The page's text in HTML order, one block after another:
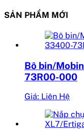
SẢN PHẨM MỚI
Bô bin/
73R00-000
Giá: Liên Hệ